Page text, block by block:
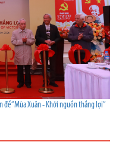
đề “Mùa Xuân - Khởi nguồn thắng lợi”